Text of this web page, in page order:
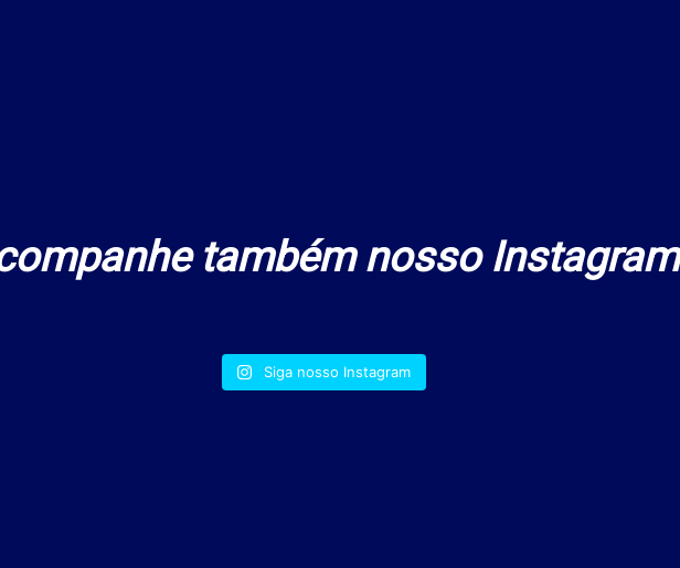
também nosso Instagram
Siga nosso Instagram